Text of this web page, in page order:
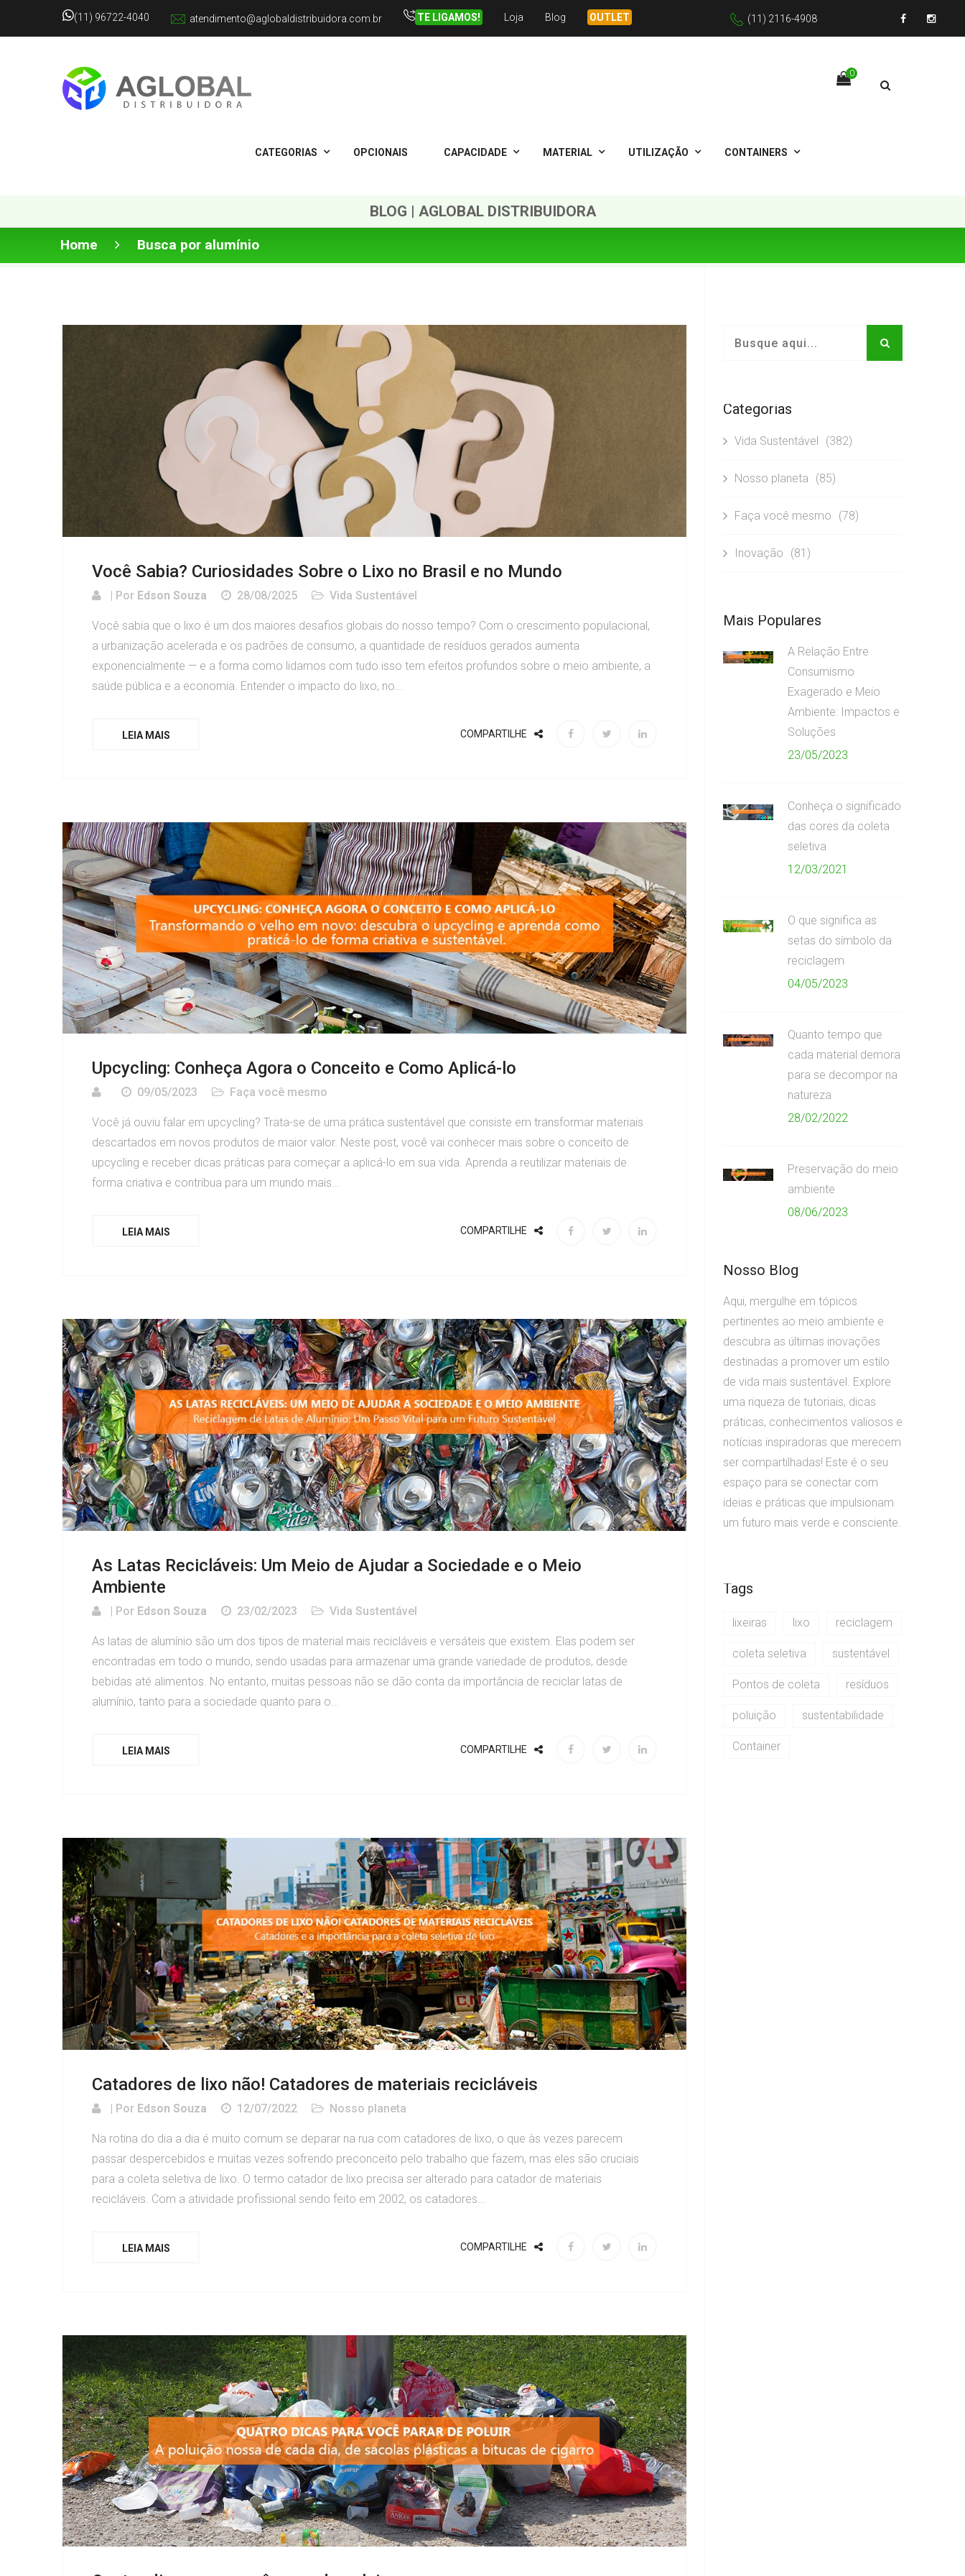
(11) 96722-4040 atendimento@aglobaldistribuidora.com.br TE LIGAMOS! Loja Blog OUTLET (11) 2116-4908
Facebook
0
CATEGORIAS OPCIONAIS CAPACIDADE MATERIAL UTILIZAÇÃO CONTAINERS
BLOG | AGLOBAL DISTRIBUIDORA
Home Busca por alumínio
Você Sabia? Curiosidades Sobre o Lixo no Brasil e no Mundo
| Por Edson Souza 28/08/2025 Vida Sustentável
Você sabia que o lixo é um dos maiores desafios globais do nosso tempo? Com o crescimento populacional,
a urbanização acelerada e os padrões de consumo, a quantidade de resíduos gerados aumenta
exponencialmente — e a forma como lidamos com tudo isso tem efeitos profundos sobre o meio ambiente, a
saúde pública e a economia. Entender o impacto do lixo, no...
LEIA MAIS COMPARTILHE
Upcycling: Conheça Agora o Conceito e Como Aplicá-lo
09/05/2023 Faça você mesmo
Você já ouviu falar em upcycling? Trata-se de uma prática sustentável que consiste em transformar materiais
descartados em novos produtos de maior valor. Neste post, você vai conhecer mais sobre o conceito de
upcycling e receber dicas práticas para começar a aplicá-lo em sua vida. Aprenda a reutilizar materiais de
forma criativa e contribua para um mundo mais...
LEIA MAIS COMPARTILHE
As Latas Recicláveis: Um Meio de Ajudar a Sociedade e o Meio
Ambiente
| Por Edson Souza 23/02/2023 Vida Sustentável
As latas de alumínio são um dos tipos de material mais recicláveis e versáteis que existem. Elas podem ser
encontradas em todo o mundo, sendo usadas para armazenar uma grande variedade de produtos, desde
bebidas até alimentos. No entanto, muitas pessoas não se dão conta da importância de reciclar latas de
alumínio, tanto para a sociedade quanto para o...
LEIA MAIS COMPARTILHE
Catadores de lixo não! Catadores de materiais recicláveis
| Por Edson Souza 12/07/2022 Nosso planeta
Na rotina do dia a dia é muito comum se deparar na rua com catadores de lixo, o que às vezes parecem
passar despercebidos e muitas vezes sofrendo preconceito pelo trabalho que fazem, mas eles são cruciais
para a coleta seletiva de lixo. O termo catador de lixo precisa ser alterado para catador de materiais
recicláveis. Com a atividade profissional sendo feito em 2002, os catadores...
LEIA MAIS COMPARTILHE
Categorias
Vida Sustentável (382)
Nosso planeta (85)
Faça você mesmo (78)
Inovação (81)
Mais Populares
A Relação Entre
Consumismo
Exagerado e Meio
Ambiente: Impactos e
Soluções
23/05/2023
Conheça o significado
das cores da coleta
seletiva
12/03/2021
O que significa as
setas do símbolo da
reciclagem
04/05/2023
Quanto tempo que
cada material demora
para se decompor na
natureza
28/02/2022
Preservação do meio
ambiente
08/06/2023
Nosso Blog
Aqui, mergulhe em tópicos
pertinentes ao meio ambiente e
descubra as últimas inovações
destinadas a promover um estilo
de vida mais sustentável. Explore
uma riqueza de tutoriais, dicas
práticas, conhecimentos valiosos e
notícias inspiradoras que merecem
ser compartilhadas! Este é o seu
espaço para se conectar com
ideias e práticas que impulsionam
um futuro mais verde e consciente.
Tags
lixeiras lixo reciclagem
coleta seletiva sustentável
Pontos de coleta resíduos
poluição sustentabilidade
Container